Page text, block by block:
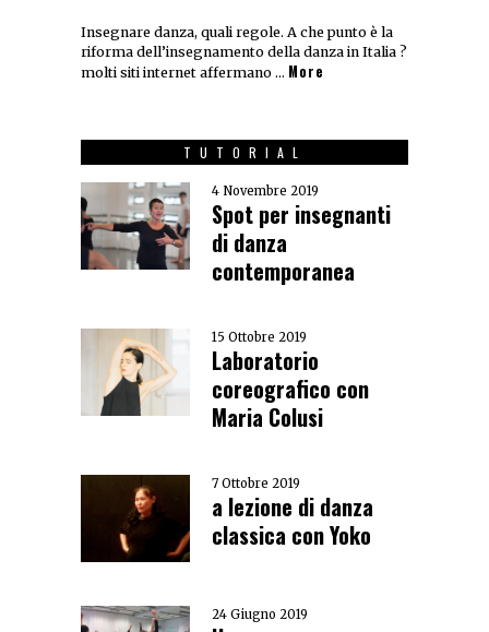
Insegnare danza, quali regole. A che punto è la
riforma dell’insegnamento della danza in Italia ?
molti siti internet affermano … More
TUTORIAL
4 Novembre 2019
Spot per insegnanti
di danza
contemporanea
15 Ottobre 2019
Laboratorio
coreografico con
Maria Colusi
7 Ottobre 2019
a lezione di danza
classica con Yoko
24 Giugno 2019